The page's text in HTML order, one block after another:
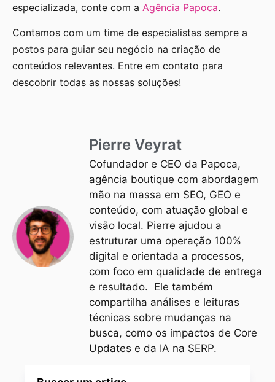
especializada, conte com a Agência Papoca.
Contamos com um time de especialistas sempre a
postos para guiar seu negócio na criação de
conteúdos relevantes. Entre em contato para
descobrir todas as nossas soluções!
Pierre Veyrat
Cofundador e CEO da Papoca,
agência boutique com abordagem
mão na massa em SEO, GEO e
conteúdo, com atuação global e
visão local. Pierre ajudou a
estruturar uma operação 100%
digital e orientada a processos,
com foco em qualidade de entrega
e resultado. Ele também
compartilha análises e leituras
técnicas sobre mudanças na
busca, como os impactos de Core
Updates e da IA na SERP.